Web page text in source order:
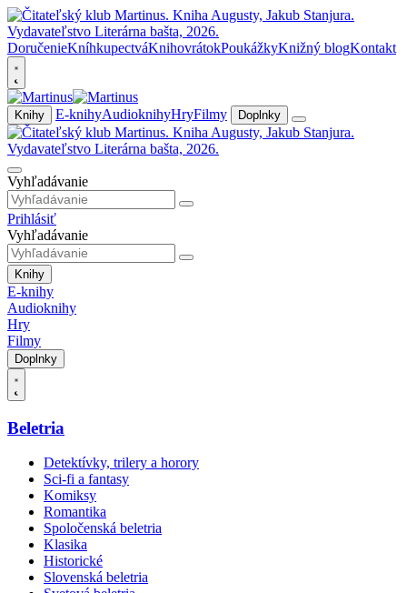
DoručenieKníhkupectváKnihovrátokPoukážkyKnižný blogKontakt
Knihy E-knihyAudioknihyHryFilmy Doplnky
Vyhľadávanie
Prihlásiť
Vyhľadávanie
Knihy
E-knihy
Audioknihy
Hry
Filmy
Doplnky
Beletria
Detektívky, trilery a horory
Sci-fi a fantasy
Komiksy
Romantika
Spoločenská beletria
Klasika
Historické
Slovenská beletria